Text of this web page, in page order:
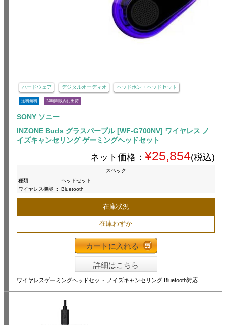
ハードウェア デジタルオーディオ ヘッドホン・ヘッドセット
送料無料 24時間以内に出荷
SONY ソニー
INZONE Buds グラスパープル [WF-G700NV] ワイヤレス ノ
イズキャンセリング ゲーミングヘッドセット
ネット価格： ¥25,854(税込)
スペック
種類
:
ヘッドセット
ワイヤレス機能 : Bluetooth
在庫状況
在庫わずか
カートに入れる
詳細はこちら
ワイヤレスゲーミングヘッドセット ノイズキャンセリング Bluetooth対応